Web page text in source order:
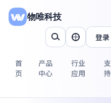
物唯科技
首
页
产品
中心
行业
应用
支
持
登录